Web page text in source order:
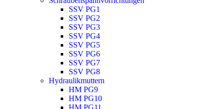
SSV PG1
SSV PG2
SSV PG3
SSV PG4
SSV PG5
SSV PG6
SSV PG7
SSV PG8
Hydraulikmuttern
HM PG9
HM PG10
HM PG11